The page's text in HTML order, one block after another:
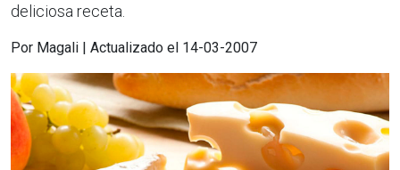
deliciosa receta.
Por Magali | Actualizado el 14-03-2007